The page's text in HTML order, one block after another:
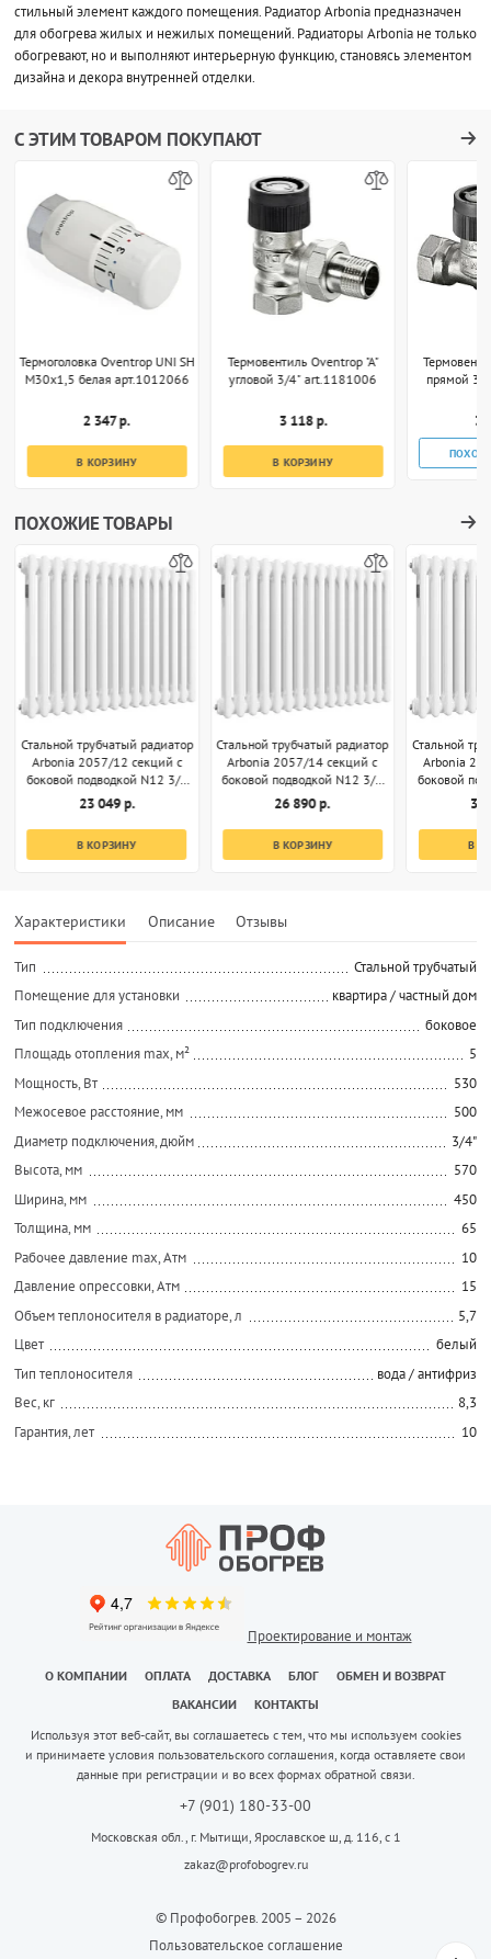
стильный элемент каждого помещения. Радиатор Arbonia предназначен
для обогрева жилых и нежилых помещений. Радиаторы Arbonia не только
обогревают, но и выполняют интерьерную функцию, становясь элементом
дизайна и декора внутренней отделки.
С ЭТИМ ТОВАРОМ ПОКУПАЮТ
Термоголовка Oventrop UNI SH
M30x1,5 белая арт.1012066
2 347 р.
В КОРЗИНУ
Термовентиль Oventrop "A"
угловой 3/4" art.1181006
3 118 р.
В КОРЗИНУ
прямой 3/
3
ПОХОЖИЕ ТОВАРЫ
Стальной трубчатый радиатор
Arbonia 2057/12 секций с
боковой подводкой N12 3/4
белый
23 049 р.
В КОРЗИНУ
Стальной трубчатый радиатор
Arbonia 2057/14 секций с
боковой подводкой N12 3/4
белый
26 890 р.
В КОРЗИНУ
Стальной
Arbonia
боковой
30
В
Характеристики Описание Отзывы
Тип
Стальной трубчатый
Помещение для установки
квартира / частный дом
Тип подключения
боковое
Площадь отопления max, м²
5
Мощность, Вт
530
Межосевое расстояние, мм
500
Диаметр подключения, дюйм
3/4"
Высота, мм
570
Ширина, мм
450
Толщина, мм
65
Рабочее давление max, Атм
10
Давление опрессовки, Атм
15
Объем теплоносителя в радиаторе, л
5,7
Цвет
белый
Тип теплоносителя
вода / антифриз
Вес, кг
8,3
Гарантия, лет
10
Проектирование и монтаж
О КОМПАНИИ ОПЛАТА ДОСТАВКА БЛОГ
ОБМЕН И ВОЗВРАТ
ВАКАНСИИ
КОНТАКТЫ
Используя этот веб-сайт, вы соглашаетесь с тем, что мы используем cookies
и принимаете условия пользовательского соглашения, когда оставляете свои
данные при регистрации и во всех формах обратной связи.
+7 (901) 180-33-00
Московская обл., г. Мытищи, Ярославское ш, д. 116, с 1
zakaz@profobogrev.ru
© Профобогрев. 2005 – 2026
Пользовательское соглашение